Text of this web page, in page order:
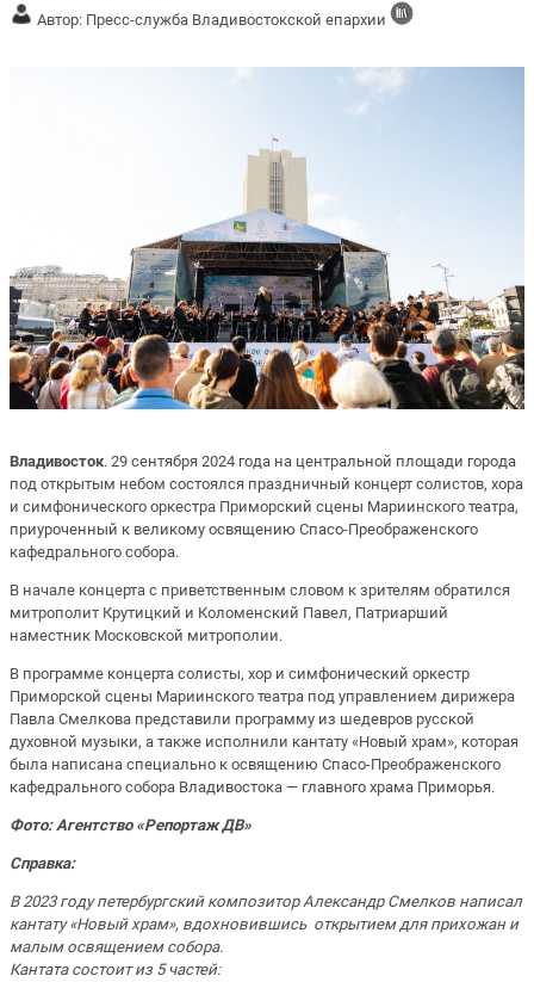
Автор: Пресс-служба Владивостокской епархии
Владивосток. 29 сентября 2024 года на центральной площади города
под открытым небом состоялся праздничный концерт солистов, хора
и симфонического оркестра Приморский сцены Мариинского театра,
приуроченный к великому освящению Спасо-Преображенского
кафедрального собора.
В начале концерта с приветственным словом к зрителям обратился
митрополит Крутицкий и Коломенский Павел, Патриарший
наместник Московской митрополии.
В программе концерта солисты, хор и симфонический оркестр
Приморской сцены Мариинского театра под управлением дирижера
Павла Смелкова представили программу из шедевров русской
духовной музыки, а также исполнили кантату «Новый храм», которая
была написана специально к освящению Спасо-Преображенского
кафедрального собора Владивостока — главного храма Приморья.
Фото: Агентство «Репортаж ДВ»
Справка:
В 2023 году петербургский композитор Александр Смелков написал
кантату «Новый храм», вдохновившись открытием для прихожан и
малым освящением собора.
Кантата состоит из 5 частей: